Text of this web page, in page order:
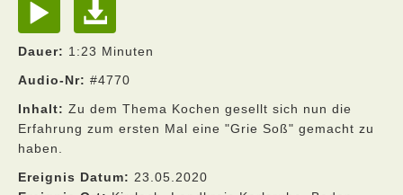
Dauer: 1:23 Minuten
Audio-Nr: #4770
Inhalt: Zu dem Thema Kochen gesellt sich nun die
Erfahrung zum ersten Mal eine "Grie Soß" gemacht zu
haben.
Ereignis Datum: 23.05.2020